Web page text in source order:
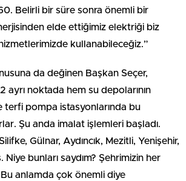
Belirli bir süre sonra önemli bir
elde ettiğimiz elektriği biz
kullanabileceğiz.”
da değinen Başkan Seçer,
ayrı noktada hem su depolarının
terfi pompa istasyonlarında bu
Şu anda imalat işlemleri başladı.
Gülnar, Aydıncık, Mezitli, Yenişehir,
Niye bunları saydım? Şehrimizin her
anlamda çok önemli diye